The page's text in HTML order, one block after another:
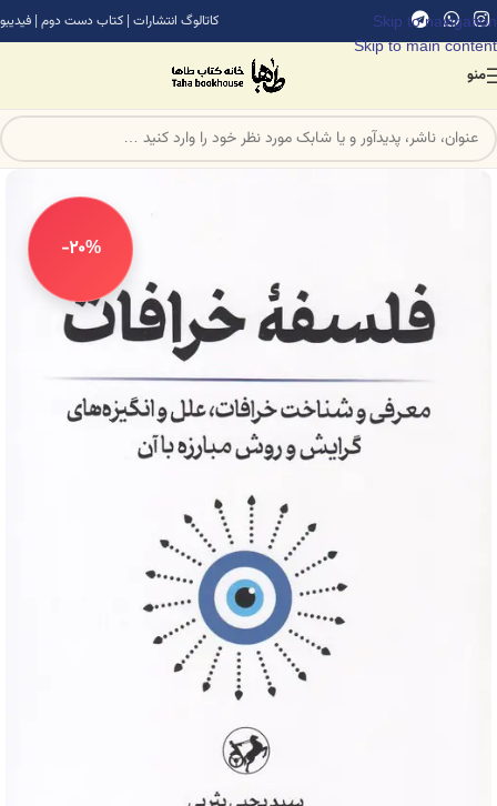
Skip to navigation
Skip to main content
کاتالوگ انتشارات | کتاب دست دوم | فیدیبو
منو
-20%